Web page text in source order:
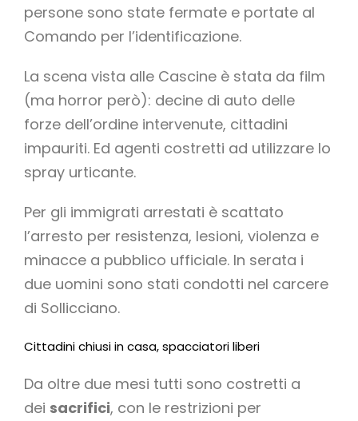
persone sono state fermate e portate al
Comando per l’identificazione.
La scena vista alle Cascine è stata da film
(ma horror però): decine di auto delle
forze dell’ordine intervenute, cittadini
impauriti. Ed agenti costretti ad utilizzare lo
spray urticante.
Per gli immigrati arrestati è scattato
l’arresto per resistenza, lesioni, violenza e
minacce a pubblico ufficiale. In serata i
due uomini sono stati condotti nel carcere
di Sollicciano.
Cittadini chiusi in casa, spacciatori liberi
Da oltre due mesi tutti sono costretti a
dei sacrifici, con le restrizioni per